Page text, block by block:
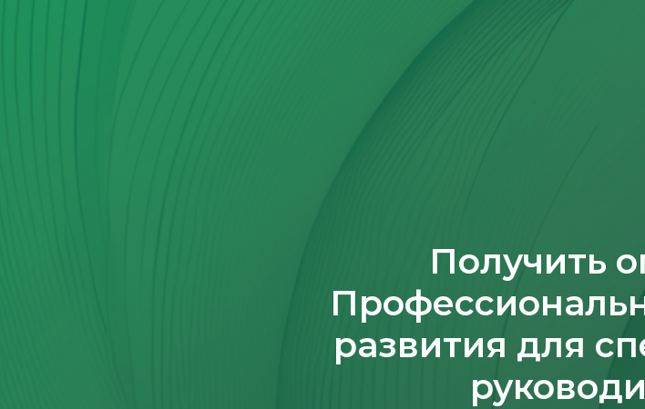
Получить
развития для